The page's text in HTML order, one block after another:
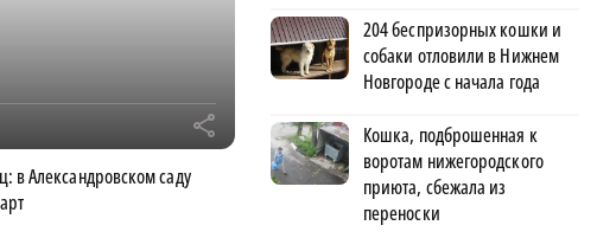
r
в Александровском саду
204 беспризорных кошки и
собаки отловили в Нижнем
Новгороде с начала года
Кошка, подброшенная к
воротам нижегородского
приюта, сбежала из
переноски